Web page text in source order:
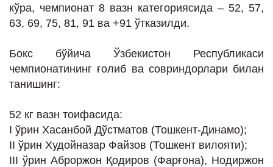
Бу қизиқ
СПОРТ
кўра, чемпионат 8 вазн категориясида – 52, 57,
63, 69, 75, 81, 91 ва +91 ўтказилди.
Бокс бўйича Ўзбекистон Республикаси
чемпионатининг ғолиб ва совриндорлари билан
танишинг:
52 кг вазн тоифасида:
I ўрин Хасанбой Дўстматов (Тошкент-Динамо);
II ўрин Худойназар Файзов (Тошкент вилояти);
III ўрин Аброржон Қодиров (Фарғона), Нодиржон